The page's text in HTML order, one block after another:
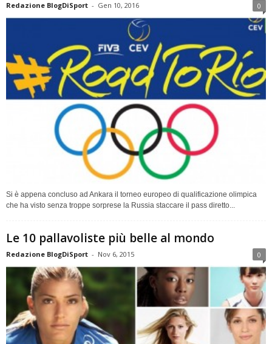
Redazione BlogDiSport - Gen 10, 2016 0
Si è appena concluso ad Ankara il torneo europeo di qualificazione olimpica
che ha visto senza troppe sorprese la Russia staccare il pass diretto...
Le 10 pallavoliste più belle al mondo
Redazione BlogDiSport - Nov 6, 2015 0